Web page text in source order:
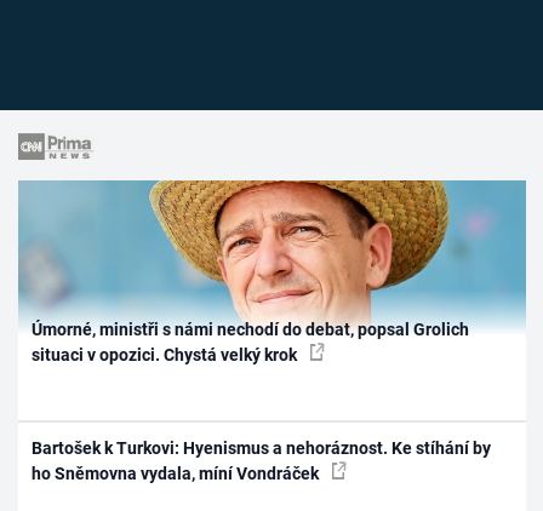
Úmorné, ministři s námi nechodí do debat, popsal Grolich
situaci v opozici. Chystá velký krok
Bartošek k Turkovi: Hyenismus a nehoráznost. Ke stíhání by
ho Sněmovna vydala, míní Vondráček